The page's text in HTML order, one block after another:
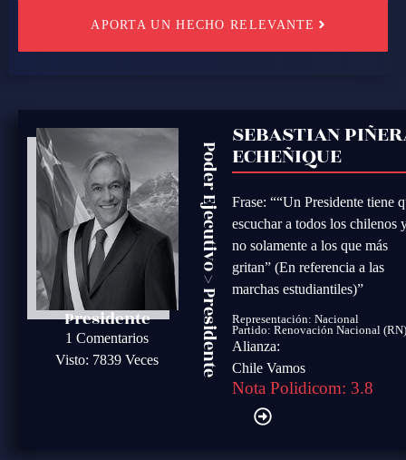
APORTA UN HECHO RELEVANTE
Presidente
1 Comentarios
Visto: 7839 Veces
Poder Ejecutivo
>
Presidente
SEBASTIAN
ECHEÑIQUE
Frase: ““Un Presidente tiene
escuchar a todos los chilenos
no solamente a los que más
gritan” (En referencia a las
marchas estudiantiles)”
Representación: Nacional
Partido:Renovación Nacional
Alianza:
Chile Vamos
Nota Polidicom: 3.8